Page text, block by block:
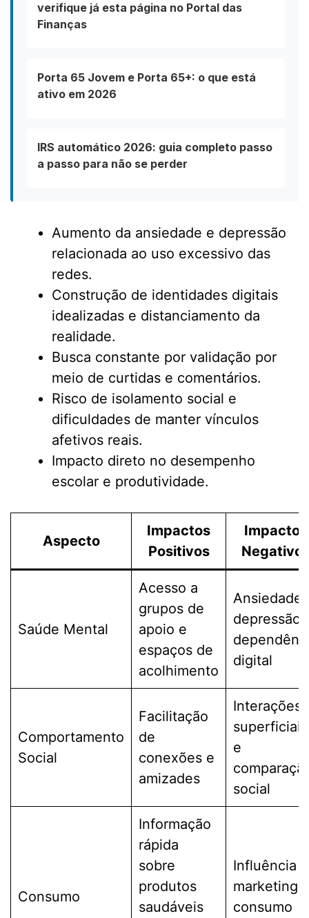
verifique já esta página no Portal das
Finanças
Porta 65 Jovem e Porta 65+: o que está
ativo em 2026
IRS automático 2026: guia completo passo
a passo para não se perder
Aumento da ansiedade e depressão
relacionada ao uso excessivo das
redes.
Construção de identidades digitais
idealizadas e distanciamento da
realidade.
Busca constante por validação por
meio de curtidas e comentários.
Risco de isolamento social e
dificuldades de manter vínculos
afetivos reais.
Impacto direto no desempenho
escolar e produtividade.
Aspecto
Impactos
Positivos
Impactos
Saúde Mental
Acesso a
grupos de
apoio e
espaços de
acolhimento
Ansiedade,
depressão
digital
Comportamento
Social
Facilitação
de
conexões e
amizades
Interações
superficiais
e
social
Consumo
Informação
rápida
sobre
produtos
saudáveis
Influência
marketing
consumo